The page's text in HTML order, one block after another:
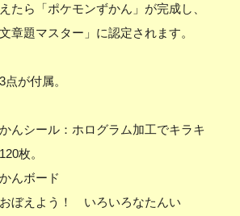
たら「ポケモンずかん」が完成し、
章題マスター」に認定されます。
が付属。
んシール：ホログラム加工でキラキ
枚。
んボード
おぼえよう！ いろいろなたんい